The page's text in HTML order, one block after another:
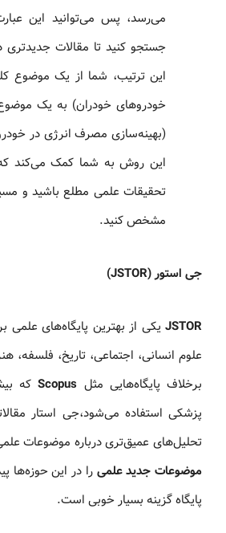
جستجو کنید تا مقالات جدیدتری
این ترتیب، شما از یک
خودروهای خودران) به یک
(بهینه‌سازی مصرف انرژی در
این روش به شما کمک می‌کند
تحقیقات علمی مطلع باشید و
مشخص کنید.
جی‌ استور (JSTOR)
JSTOR یکی از بهترین پایگاه‌های
علوم انسانی، اجتماعی، تاریخ، فلسفه،
برخلاف پایگاه‌هایی مثل Scopusکه
پزشکی استفاده می‌شود،جی استار
تحلیل‌های عمیق‌تری درباره موضوعات
موضوعات جدید علمی را در این حوزه‌ها
پایگاه گزینه بسیار خوبی است.